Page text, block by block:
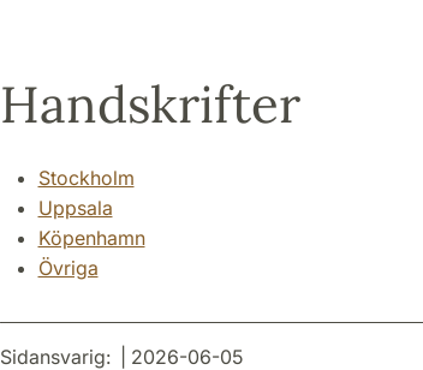
Handskrifter
Stockholm
Uppsala
Köpenhamn
Övriga
Sidansvarig: | 2026-06-05